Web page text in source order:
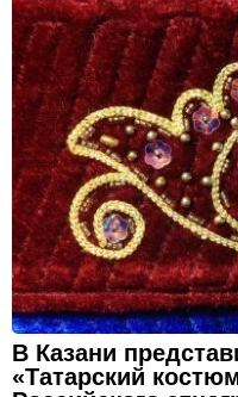
В Казани
«Татарский